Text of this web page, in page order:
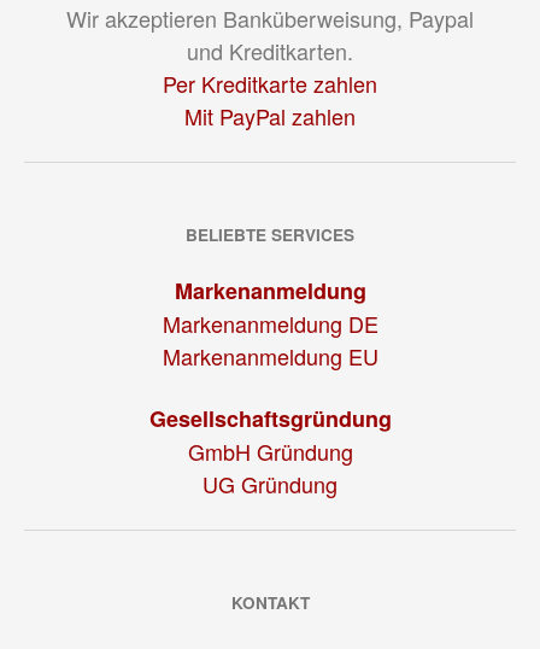
Wir akzeptieren Banküberweisung, Paypal
und Kreditkarten.
Per Kreditkarte zahlen
Mit PayPal zahlen
BELIEBTE SERVICES
Markenanmeldung
Markenanmeldung DE
Markenanmeldung EU
Gesellschaftsgründung
GmbH Gründung
UG Gründung
KONTAKT